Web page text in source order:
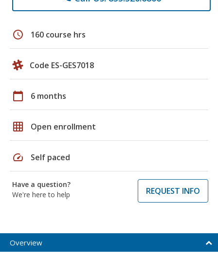
schedule 160 course hrs
Code ES-GES7018
calendar_today 6 months
grid_on Open enrollment
speed Self paced
Have a question?
We're here to help
REQUEST INFO
Overview